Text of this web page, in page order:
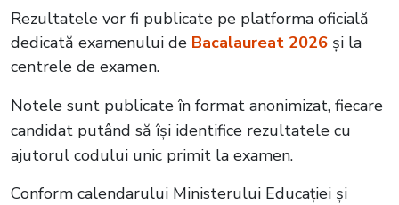
Rezultatele vor fi publicate pe platforma oficială
dedicată examenului de Bacalaureat 2026 și la
centrele de examen.
Notele sunt publicate în format anonimizat, fiecare
candidat putând să își identifice rezultatele cu
ajutorul codului unic primit la examen.
Conform calendarului Ministerului Educației și